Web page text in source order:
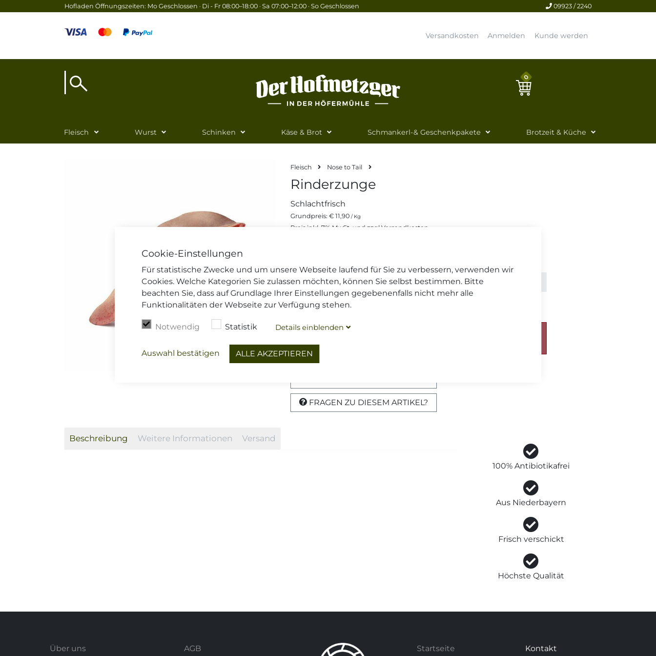
Cookie-Einstellungen
Für statistische Zwecke und um unsere Webseite laufend für Sie zu verbessern, verwenden wir
Cookies. Welche Kategorien Sie zulassen möchten, können Sie selbst bestimmen. Bitte
beachten Sie, dass auf Grundlage Ihrer Einstellungen gegebenenfalls nicht mehr alle
Funktionalitäten der Webseite zur Verfügung stehen.
Notwendig Statistik Detailseinblenden
Auswahl bestätigen ALLE AKZEPTIEREN
09923 / 2240
Hofladen Öffnungszeiten: Mo Geschlossen · Di - Fr 08:00–18:00 · Sa 07:00–12:00 · So Geschlossen
Versandkosten Anmelden Kunde werden
0
Fleisch Wurst Schinken Käse & Brot Schmankerl-& Geschenkpakete Brotzeit & Küche
Fleisch Nose to Tail
Rinderzunge
Schlachtfrisch
Grundpreis: € 11,90 / Kg
Preis inkl. 7% MwSt. und zzgl Versandkosten
€ 19,04 (Stück (ca. 1.6 Kg)),€ 11,90 / Kg, inkl. MwSt. zzgl.Versand
Menge
Dieser Artikel wird gekühlt verschickt. Bitte beachten Sie
Ihre
FRAGEN ZU DIESEM ARTIKEL?
Beschreibung Weitere Informationen Versand
100% Antibiotikafrei
Aus Niederbayern
Frisch verschickt
Höchste Qualität
Über uns
AGB
Startseite
Kontakt